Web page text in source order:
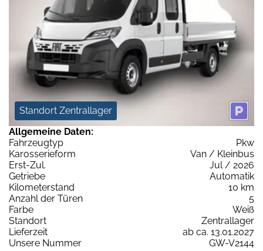
Standort Zentrallager
Allgemeine Daten:
Fahrzeugtyp
Pkw
Karosserieform
Van / Kleinbus
Erst-Zul.
Jul / 2026
Getriebe
Automatik
Kilometerstand
10 km
Anzahl der Türen
5
Farbe
Weiß
Standort
Zentrallager
Lieferzeit
ab ca. 13.01.2027
Unsere Nummer
GW-V2144